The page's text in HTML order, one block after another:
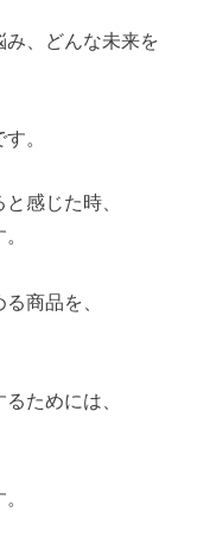
み、どんな未来を
。
感じた時、
商品を、
ためには、